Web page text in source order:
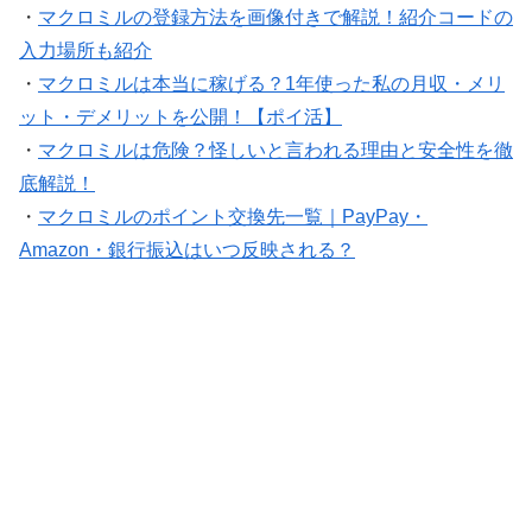
・ マクロミルの登録方法を画像付きで解説！紹介コードの
入力場所も紹介
・ マクロミルは本当に稼げる？1年使った私の月収・メリ
ット・デメリットを公開！【ポイ活】
・ マクロミルは危険？怪しいと言われる理由と安全性を徹
底解説！
・ マクロミルのポイント交換先一覧｜PayPay・
Amazon・銀行振込はいつ反映される？